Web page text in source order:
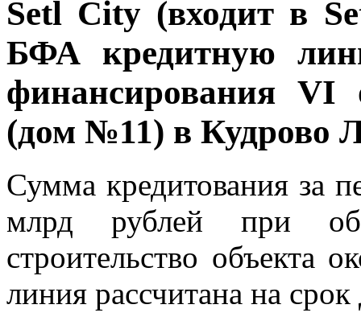
Setl City (входит в
БФА кредитную
финансирования VI
(дом №11) в Кудрово
Сумма кредитования за
млрд рублей при
строительство объекта
линия рассчитана на